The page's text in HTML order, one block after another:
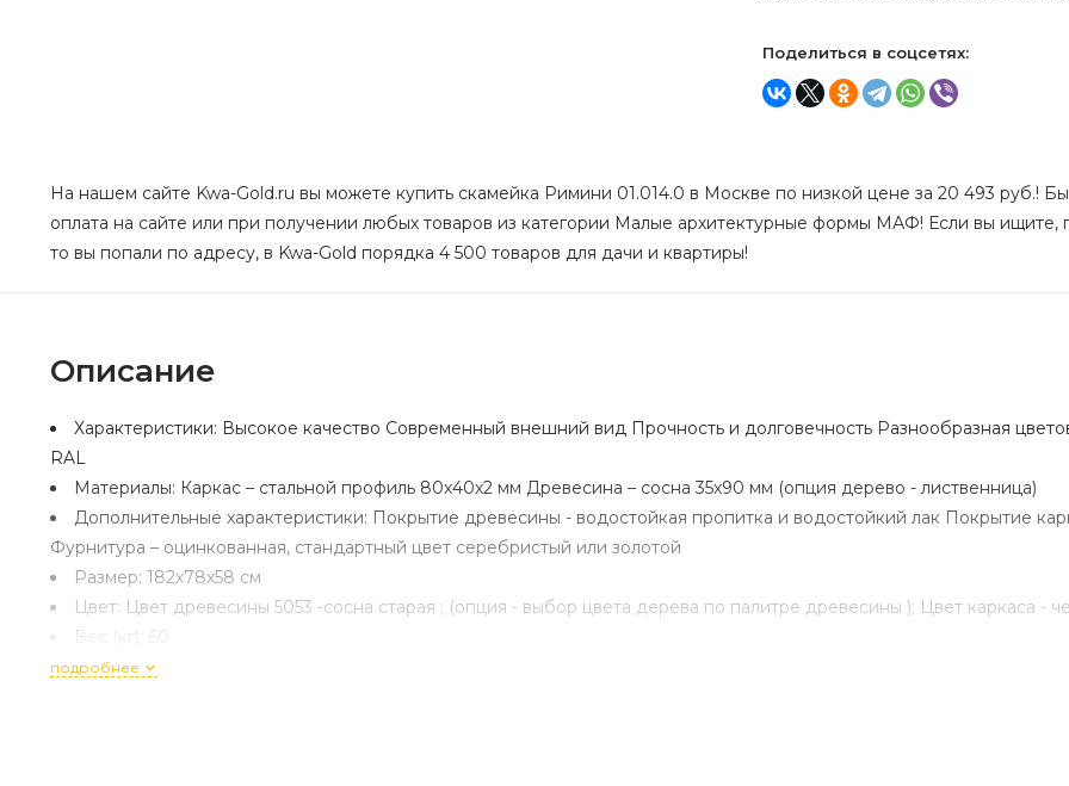
Поделиться в соцсетях:
На нашем сайте Kwa-Gold.ru вы можете купить скамейка Римини 01.014.0 в Москве по низкой цене за 20 493 руб.!
оплата на сайте или при получении любых товаров из категории Малые архитектурные формы МАФ! Если вы
то вы попали по адресу, в Kwa-Gold порядка 4 500 товаров для дачи и квартиры!
Описание
Характеристики: Высокое качество Современный внешний вид Прочность и долговечность Разнообразная
RAL
Материалы: Каркас – стальной профиль 80х40х2 мм Древесина – сосна 35х90 мм (опция дерево - лиственница)
Дополнительные характеристики: Покрытие древесины - водостойкая пропитка и водостойкий лак Покрытие
Фурнитура – оцинкованная, стандартный цвет серебристый или золотой
Размер: 182х78х58 см
Цвет: Цвет древесины 5053 -сосна старая ; (опция - выбор цвета дерева по палитре древесины ); Цвет каркаса -
Вес (кг):
60
Материал сидения:
подробнее